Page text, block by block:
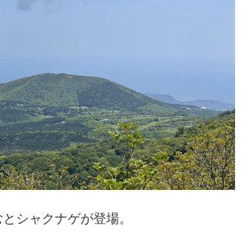
シャクナゲが登場。